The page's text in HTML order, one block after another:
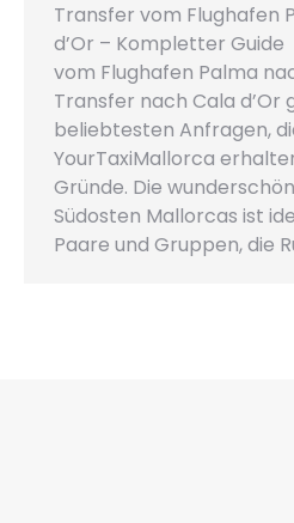
Transfer vom Flughafen
d’Or – Kompletter
vom Flughafen Palma
Transfer nach Cala d’Or
beliebtesten Anfragen,
YourTaxiMallorca
Gründe. Die
Südosten Mallorcas ist
Paare und Gruppen, die